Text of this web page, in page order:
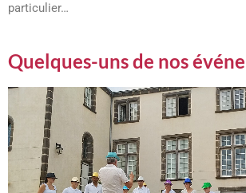
particulier…
Quelques-uns de nos